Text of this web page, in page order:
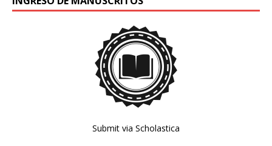
Submit via Scholastica